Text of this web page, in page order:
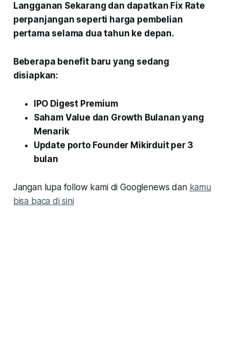
Langganan Sekarang dan dapatkan Fix Rate
perpanjangan seperti harga pembelian
pertama selama dua tahun ke depan.
Beberapa benefit baru yang sedang
disiapkan:
IPO Digest Premium
Saham Value dan Growth Bulanan yang
Menarik
Update porto Founder Mikirduit per 3
bulan
Jangan lupa follow kami di Googlenews dan kamu
bisa baca di sini